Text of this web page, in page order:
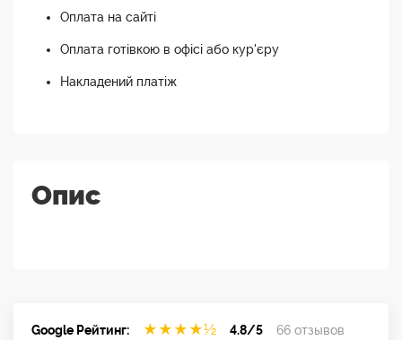
Оплата на сайті
Оплата готівкою в офісі або кур'єру
Накладений платіж
Опис
Google Рейтинг: ★ ★ ★ ★½ 4.8/5 66 отзывов